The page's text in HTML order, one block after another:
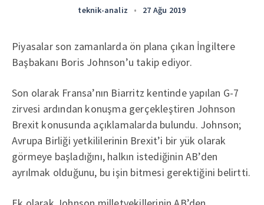
teknik-analiz • 27 Ağu 2019
Piyasalar son zamanlarda ön plana çıkan İngiltere
Başbakanı Boris Johnson’u takip ediyor.
Son olarak Fransa’nın Biarritz kentinde yapılan G-7
zirvesi ardından konuşma gerçekleştiren Johnson
Brexit konusunda açıklamalarda bulundu. Johnson;
Avrupa Birliği yetkililerinin Brexit’i bir yük olarak
görmeye başladığını, halkın istediğinin AB’den
ayrılmak olduğunu, bu işin bitmesi gerektiğini belirtti.